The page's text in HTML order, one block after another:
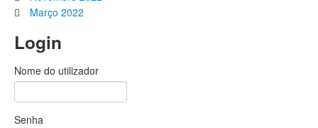
Março 2022
Login
Nome do utilizador
Senha